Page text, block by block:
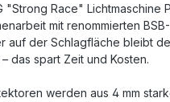
"Strong Race"
mit renommierten
auf der Schlagfläche bleibt
das spart Zeit und Kosten.
werden aus 4 mm